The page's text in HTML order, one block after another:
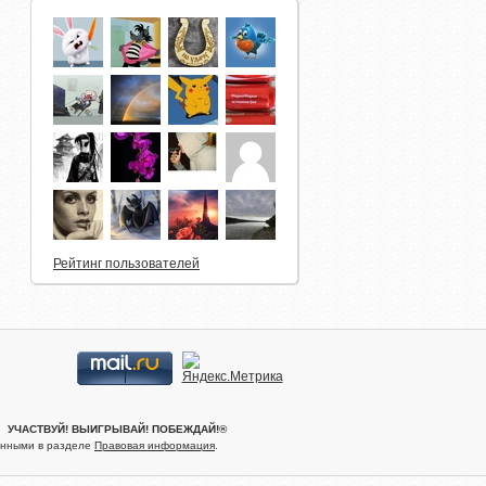
Рейтинг пользователей
УЧАСТВУЙ! ВЫИГРЫВАЙ! ПОБЕЖДАЙ!®
в разделе Правовая информация